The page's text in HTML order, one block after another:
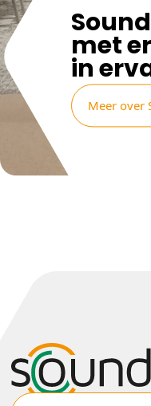
met
in
Meer over